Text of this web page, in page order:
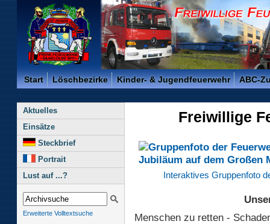
Freiwillige Feuerwehr der Kreisstadt Saarlouis -
Start Löschbezirke Kinder- & Jugendfeuerwehr ABC-
Aktuelles
Einsätze
Steckbrief
Portrait
Lust auf ...?
Erweiterte Volltextsuche
Freiwillige
Interaktives Gruppenfoto
Menschen zu retten -